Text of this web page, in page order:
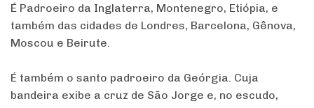
É Padroeiro da Inglaterra, Montenegro, Etiópia, e
também das cidades de Londres, Barcelona, Gênova,
Moscou e Beirute.
É também o santo padroeiro da Geórgia. Cuja
bandeira exibe a cruz de São Jorge e, no escudo,